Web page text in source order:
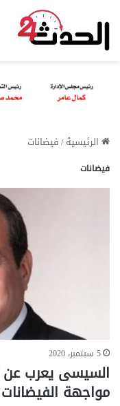
الرئيسية/فيضانات
فيضانات
5 سبتمبر، 2020
السيسى يعرب
مواجهة الفيضانات